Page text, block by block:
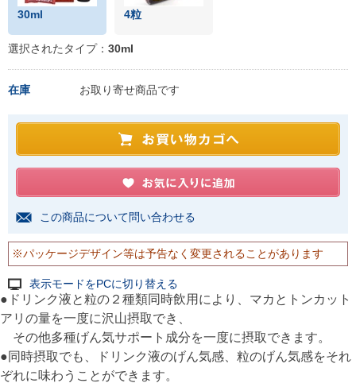
30ml 4粒
選択されたタイプ： 30ml
在庫 お取り寄せ商品です
この商品について問い合わせる
※パッケージデザイン等は予告なく変更されることがあります
表示モードをPCに切り替える
●ドリンク液と粒の２種類同時飲用により、マカとトンカット
アリの量を一度に沢山摂取でき、
その他多種げん気サポート成分を一度に摂取できます。
●同時摂取でも、ドリンク液のげん気感、粒のげん気感をそれ
ぞれに味わうことができます。